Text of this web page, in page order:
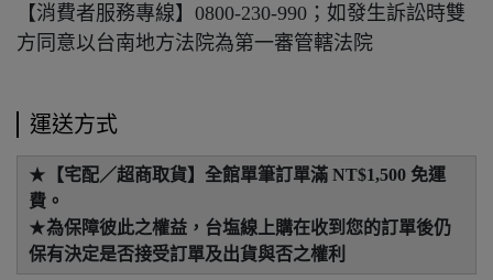
【消費者服務專線】0800-230-990；如發生訴訟時雙
方同意以台南地方法院為第一審管轄法院
運送方式
★ 【宅配／超商取貨】全館單筆訂單滿 NT$1,500 免運
費。
★為保障彼此之權益，台塩線上購在收到您的訂單後仍
保有決定是否接受訂單及出貨與否之權利